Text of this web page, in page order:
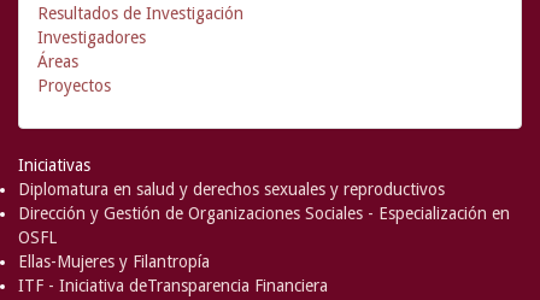
Resultados de Investigación
Investigadores
Áreas
Proyectos
Iniciativas
Diplomatura en salud y derechos sexuales y reproductivos
Dirección y Gestión de Organizaciones Sociales - Especialización en
OSFL
Ellas-Mujeres y Filantropía
ITF - Iniciativa deTransparencia Financiera